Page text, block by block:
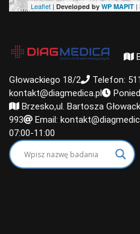
Leaflet | Developed by WP MAPIT |
Głowackiego 18/2 Telefon:
kontakt@diagmedica.pl
Brzesko,ul. Bartosza
993
Email:
07:00-11:00